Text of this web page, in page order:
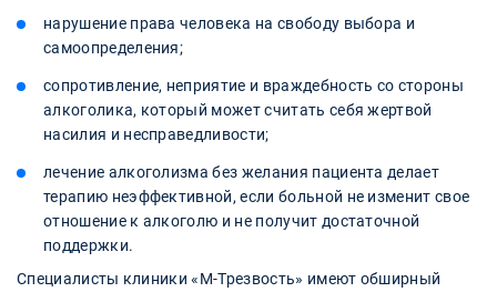
нарушение права человека на свободу выбора и
самоопределения;
сопротивление, неприятие и враждебность со стороны
алкоголика, который может считать себя жертвой
насилия и несправедливости;
лечение алкоголизма без желания пациента делает
терапию неэффективной, если больной не изменит свое
отношение к алкоголю и не получит достаточной
поддержки.
Специалисты клиники «М-Трезвость» имеют обширный